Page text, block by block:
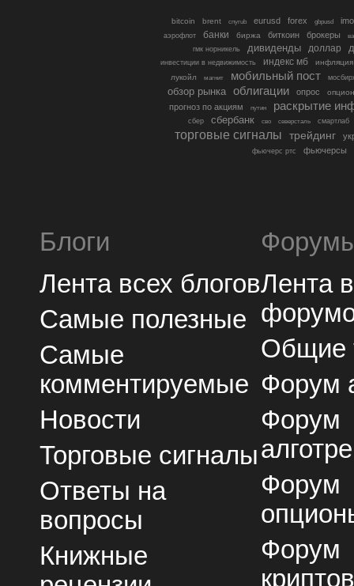
bitcoin brent cnyrub eurusd forex gbpusd
аэрофлот банки биржа биткоин брокеры
гмк норникель
дивиденды доллар
инвестиции в недвижимость индекс мб
инфляция
лукойл
магнит мобильный пост
обзор рынка облигации опрос
прогноз по акциям путин раскрытие
сбер сбербанк сво северсталь смартлаб
торговые сигналы трейдинг
фьючерс ртс фьючерсы
Блоги
Лента всех блогов
Самые полезные
Самые
комментируемые
Новости
Торговые сигналы
Ответы на
вопросы
Книжные
Лента
Общие
Форум
Форум
Форум
Форум